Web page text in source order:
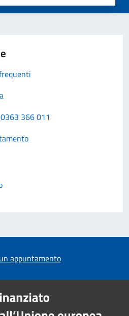
366 011
appuntamento